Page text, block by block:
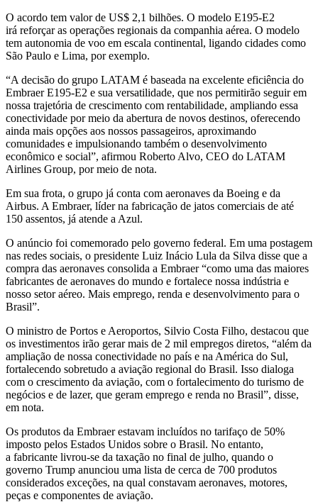
O acordo tem valor de US$ 2,1 bilhões. O modelo E195-E2
irá reforçar as operações regionais da companhia aérea. O modelo
tem autonomia de voo em escala continental, ligando cidades como
São Paulo e Lima, por exemplo.
“A decisão do grupo LATAM é baseada na excelente eficiência do
Embraer E195-E2 e sua versatilidade, que nos permitirão seguir em
nossa trajetória de crescimento com rentabilidade, ampliando essa
conectividade por meio da abertura de novos destinos, oferecendo
ainda mais opções aos nossos passageiros, aproximando
comunidades e impulsionando também o desenvolvimento
econômico e social”, afirmou Roberto Alvo, CEO do LATAM
Airlines Group, por meio de nota.
Em sua frota, o grupo já conta com aeronaves da Boeing e da
Airbus. A Embraer, líder na fabricação de jatos comerciais de até
150 assentos, já atende a Azul.
O anúncio foi comemorado pelo governo federal. Em uma postagem
nas redes sociais, o presidente Luiz Inácio Lula da Silva disse que a
compra das aeronaves consolida a Embraer “como uma das maiores
fabricantes de aeronaves do mundo e fortalece nossa indústria e
nosso setor aéreo. Mais emprego, renda e desenvolvimento para o
Brasil”.
O ministro de Portos e Aeroportos, Silvio Costa Filho, destacou que
os investimentos irão gerar mais de 2 mil empregos diretos, “além da
ampliação de nossa conectividade no país e na América do Sul,
fortalecendo sobretudo a aviação regional do Brasil. Isso dialoga
com o crescimento da aviação, com o fortalecimento do turismo de
negócios e de lazer, que geram emprego e renda no Brasil”, disse,
em nota.
Os produtos da Embraer estavam incluídos no tarifaço de 50%
imposto pelos Estados Unidos sobre o Brasil. No entanto,
a fabricante livrou-se da taxação no final de julho, quando o
governo Trump anunciou uma lista de cerca de 700 produtos
considerados exceções, na qual constavam aeronaves, motores,
peças e componentes de aviação.